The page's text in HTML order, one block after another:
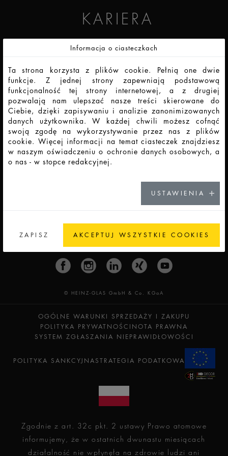
KARIERA
IDŹ DO KARIERY
KONTAKT
ZOBACZ NASZE LOKALIZACJE
AKTUALNOŚCI
ZOBACZ WIĘCEJ
© HEINZ-GLAS GmbH & Co. KGaA
OGÓLNE WARUNKI SPRZEDAŻY I ZAKUPU
POLITYKA PRYWATNOŚCI NOTA PRAWNA
SYSTEM ZGŁASZANIA NIEPRAWIDŁOWOŚCI
POLITYKA SANKCYJNASTRATEGIA PODATKOWA
Zgodnie z art. 32c pkt. 2 ustawy Prawo atomowe
informujemy, że w ostatnich dwunastu miesiącach
działalność nie wpłynęła na zdrowie ludzi ani
Informacja o ciasteczkach
Ta strona korzysta z plików cookie. Pełnią one dwie
funkcje. Z jednej strony zapewniają podstawową
funkcjonalność tej strony internetowej, a z drugiej
pozwalają nam ulepszać nasze treści skierowane do
Ciebie, dzięki zapisywaniu i analizie zanonimizowanych
danych użytkownika. W każdej chwili możesz cofnąć
swoją zgodę na wykorzystywanie przez nas z plików
cookie. Więcej informacji na temat ciasteczek znajdziesz
w naszym oświadczeniu o ochronie danych osobowych, a
o nas - w stopce redakcyjnej.
USTAWIENIA
ZAPISZ AKCEPTUJ WSZYSTKIE COOKIES